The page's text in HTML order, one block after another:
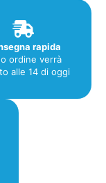
rapida
ordine verrà
alle 14 di oggi